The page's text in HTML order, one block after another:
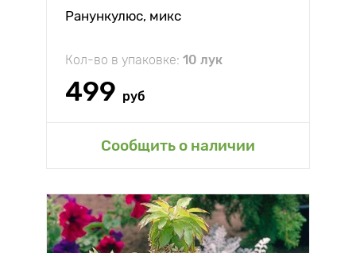
Ранункулюс, микс
Кол-во в упаковке: 10 лук
499 руб
Сообщить о наличии